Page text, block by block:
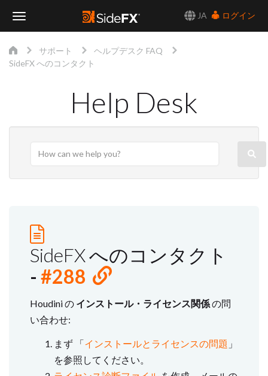
JA
ログイン
Navigation
サポート
ヘルプデスク FAQ
SideFX へのコンタクト
Help Desk
SideFX へのコンタクト
-#288
Houdini の インストール・ライセンス関係の問
い合わせ:
まず 「インストールとライセンスの問題 」
を参照してください。